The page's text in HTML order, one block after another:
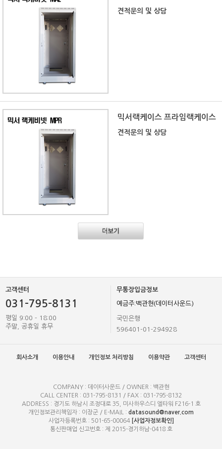
견적문의 및 상담
믹서랙케이스 프라임랙케이스
견적문의 및 상담
고객센터
031-795-8131
평일 9:00 - 18:00
주말, 공휴일 휴무
무통장입금정보
예금주:백관현(데이터사운드)
국민은행
596401-01-294928
회사소개 이용안내 개인정보 처리방침 이용약관 고객센터
COMPANY : 데이터사운드 / OWNER : 백관현
CALL CENTER : 031-795-8131 / FAX : 031-795-8132
ADDRESS : 경기도 하남시 조정대로 35, 미사하우스디 엘타워 F216-1 호
개인정보관리책임자 : 이장군 / E-MAIL : datasound@naver.com
사업자등록번호 : 501-65-00064 [사업자정보확인]
통신판매업 신고번호 : 제 2015-경기하남-0418 호